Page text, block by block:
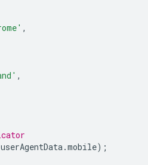
,
,
userAgentData.mobile);